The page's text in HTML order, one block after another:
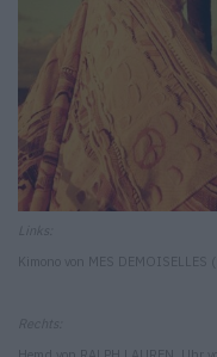
Kimono von MES DEMOISELLES